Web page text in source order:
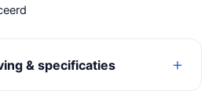
& specificaties